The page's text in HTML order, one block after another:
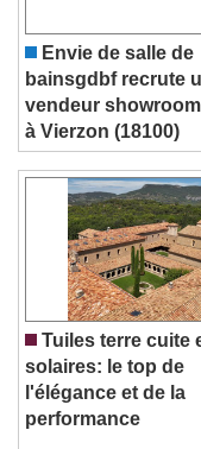
Video Player
Play Video
Play
Skip
Unmute
Current Time
/
Duration-:-
Loaded:0%
Stream Type
Seek to
Envie de salle de
bainsgdbf recrute
vendeur showroom
à Vierzon (18100)
Tuiles terre cuite et
solaires: le top de
l'élégance et de la